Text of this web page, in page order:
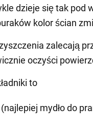
dzieje się tak pod
kolor ścian
zalecają
oczyści
to
(najlepiej mydło do